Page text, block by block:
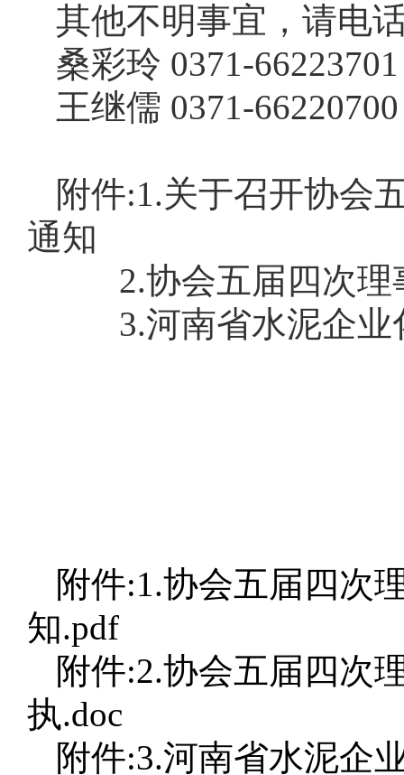
其他不明事宜，请电
桑彩玲 0371-
王继儒 0371-
附件:1.关于召开协会
通知
2.协会五届四次理
3.河南省水泥企业
附件:1.协会五届四次
知.pdf
附件:2.协会五届四次
执.doc
附件:3.河南省水泥企